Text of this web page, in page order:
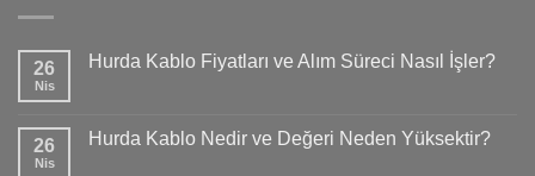
26
Nis
Hurda Kablo Fiyatları ve Alım Süreci Nasıl İşler?
26
Nis
Hurda Kablo Nedir ve Değeri Neden Yüksektir?